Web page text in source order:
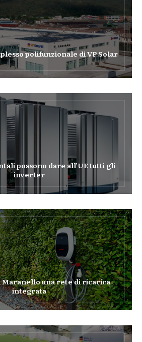
polifunzionale di VP Solar
possono dare all’UE tutti gli
inverter
Maranello una rete di ricarica
integrata